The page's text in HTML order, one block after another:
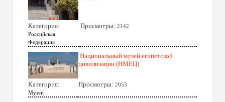
Категория:
Российская
Федерация
Просмотры: 2142
Национальный музей египетской
цивилизации (НМЕЦ)
Категория:
Музеи
Просмотры: 2053